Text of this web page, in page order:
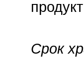
Срок